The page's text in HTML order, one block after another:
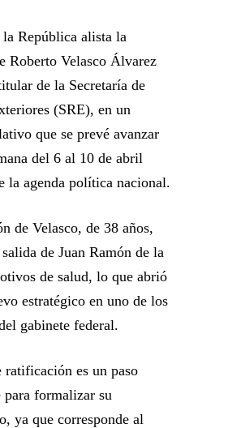
la República alista la
Roberto Velasco Álvarez
de la Secretaría de
(SRE), en un
que se prevé avanzar
del 6 al 10 de abril
la agenda política nacional.
de Velasco, de 38 años,
de Juan Ramón de la
de salud, lo que abrió
estratégico en uno de los
gabinete federal.
ratificación es un paso
para formalizar su
ya que corresponde al